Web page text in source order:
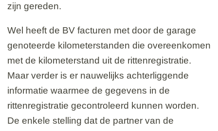
zijn gereden.
Wel heeft de BV facturen met door de garage
genoteerde kilometerstanden die overeenkomen
met de kilometerstand uit de rittenregistratie.
Maar verder is er nauwelijks achterliggende
informatie waarmee de gegevens in de
rittenregistratie gecontroleerd kunnen worden.
De enkele stelling dat de partner van de